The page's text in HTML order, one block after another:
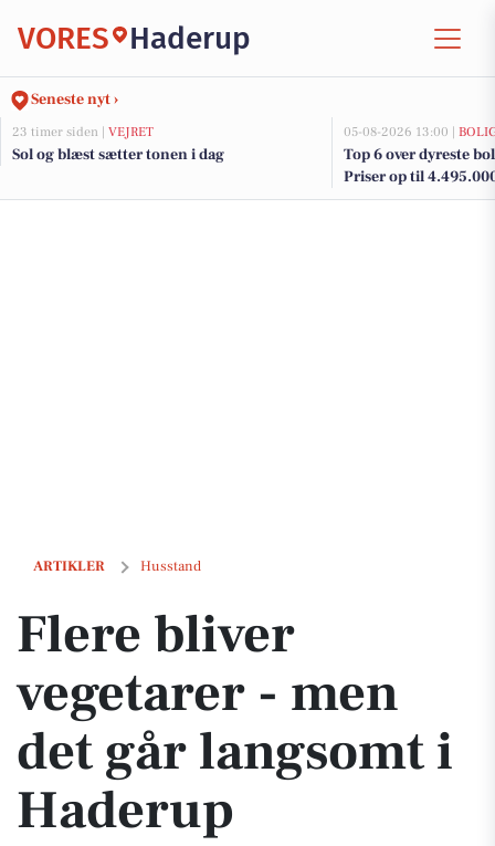
VORES Haderup
Seneste nyt ›
23 timer siden | VEJRET
Sol og blæst sætter tonen i dag
05-08-2026 13:00 |
Top 6 over dyreste
Priser op til
ARTIKLER Husstand
Flere bliver vegetarer - men det går langsomt i Haderup
Flere bliver
vegetarer - men
det går langsomt i
Haderup